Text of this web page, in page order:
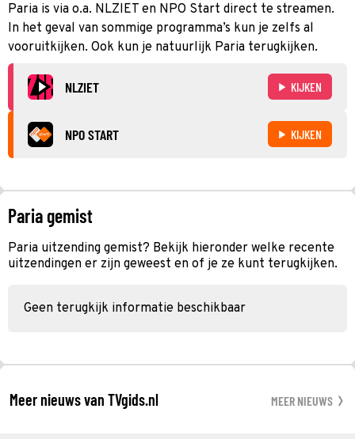
Paria is via o.a. NLZIET en NPO Start direct te streamen.
In het geval van sommige programma’s kun je zelfs al
vooruitkijken. Ook kun je natuurlijk Paria terugkijken.
NLZIET KIJKEN
NPO START KIJKEN
Paria gemist
Paria uitzending gemist? Bekijk hieronder welke recente
uitzendingen er zijn geweest en of je ze kunt terugkijken.
Geen terugkijk informatie beschikbaar
Meer nieuws van TVgids.nl MEER NIEUWS